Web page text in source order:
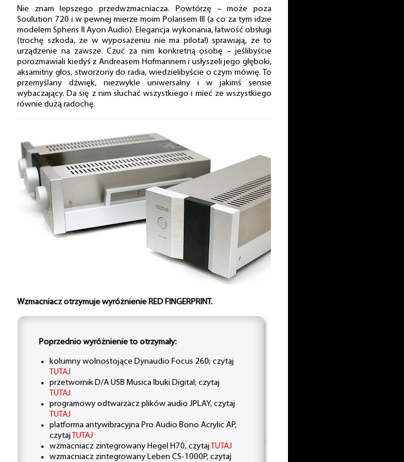
Nie znam lepszego przedwzmacniacza. Powtórzę – może poza
Soulution 720 i w pewnej mierze moim Polarisem III (a co za tym idzie
modelem Spheris II Ayon Audio). Elegancja wykonania, łatwość obsługi
(trochę szkoda, że w wyposażeniu nie ma pilota!) sprawiają, że to
urządzenie na zawsze. Czuć za nim konkretną osobę – jeślibyście
porozmawiali kiedyś z Andreasem Hofmannem i usłyszeli jego głęboki,
aksamitny głos, stworzony do radia, wiedzielibyście o czym mówię. To
przemyślany dźwięk, niezwykle uniwersalny i w jakimś sensie
wybaczający. Da się z nim słuchać wszystkiego i mieć ze wszystkiego
równie dużą radochę.
Wzmacniacz otrzymuje wyróżnienie RED FINGERPRINT.
Poprzednio wyróżnienie to otrzymały:
kolumny wolnostojące Dynaudio Focus 260; czytaj
TUTAJ
przetwornik D/A USB Musica Ibuki Digital; czytaj
TUTAJ
programowy odtwarzacz plików audio JPLAY, czytaj
TUTAJ
platforma antywibracyjna Pro Audio Bono Acrylic AP,
czytaj TUTAJ
wzmacniacz zintegrowany Hegel H70, czytaj TUTAJ
wzmacniacz zintegrowany Leben CS-1000P, czytaj